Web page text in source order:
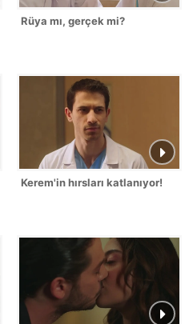
Rüya mı, gerçek mi?
Kerem'in hırsları katlanıyor!